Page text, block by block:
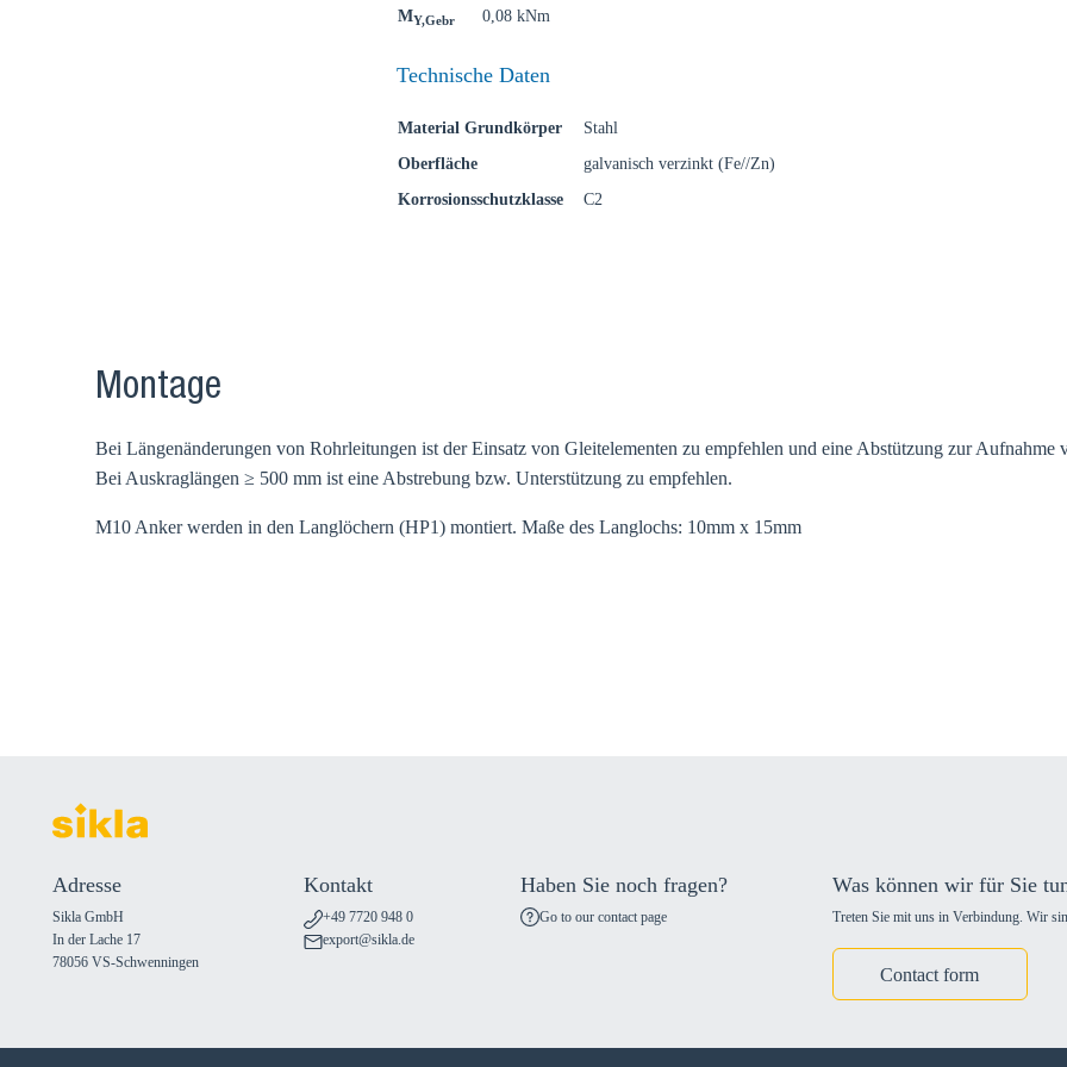
MY,Gebr 0,08 kNm
Technische Daten
Material Grundkörper
Stahl
Oberfläche
galvanisch verzinkt (Fe//Zn)
Korrosionsschutzklasse
C2
Montage
Bei Längenänderungen von Rohrleitungen ist der Einsatz von Gleitelementen zu empfehlen und eine Abstützung zur
Bei Auskraglängen ≥ 500 mm ist eine Abstrebung bzw. Unterstützung zu empfehlen.
M10 Anker werden in den Langlöchern (HP1) montiert. Maße des Langlochs: 10mm x 15mm
Adresse
Sikla GmbH
In der Lache 17
78056 VS-Schwenningen
Kontakt
+49 7720 948 0
export@sikla.de
Haben Sie noch fragen?
Go to our contact page
Was können wir für Sie
Treten Sie mit uns in Verbindung. Wir
Contact form